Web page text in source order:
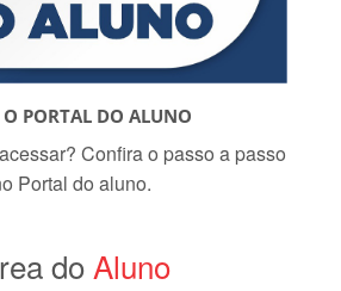
O PORTAL DO ALUNO
Confira o passo a passo
Portal do aluno.
do Aluno